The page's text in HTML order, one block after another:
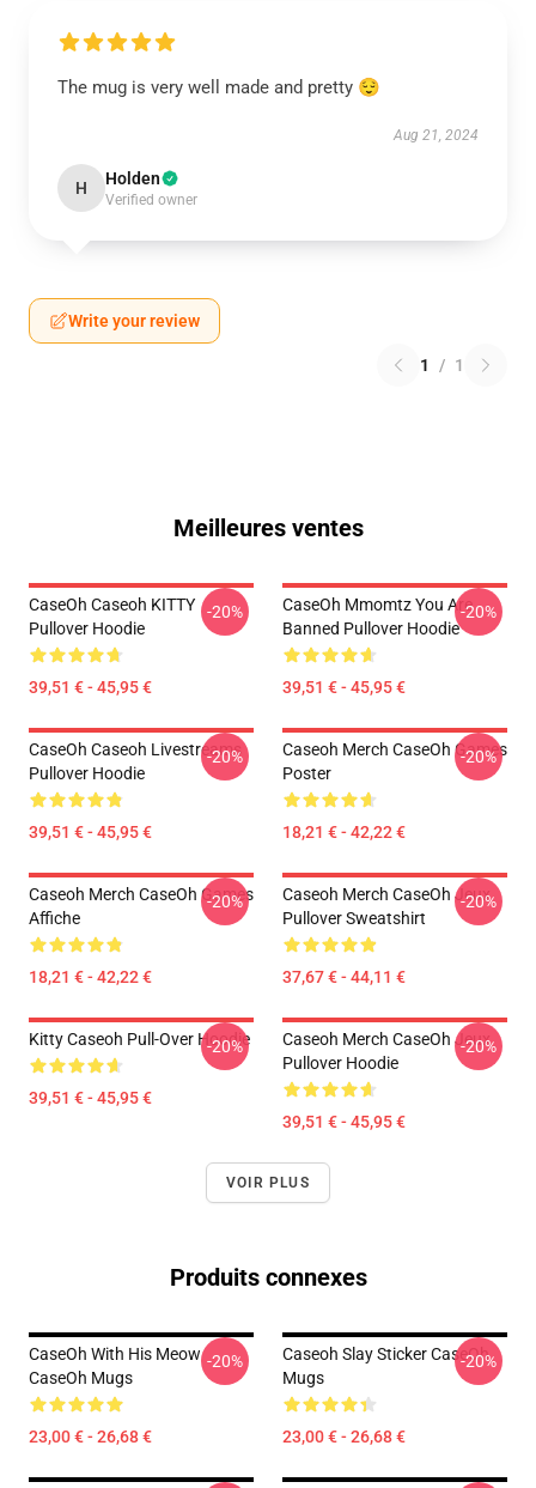
The mug is very well made and pretty 😌
Aug 21, 2024
H Holden
Verified owner
Write your review
1 / 1
Meilleures ventes
CaseOh Caseoh KITTY
Pullover Hoodie
39,51 € - 45,95 €
-20%
CaseOh Mmomtz You Are
Banned Pullover Hoodie
39,51 € - 45,95 €
-20%
CaseOh Caseoh Livestreams
Pullover Hoodie
39,51 € - 45,95 €
-20%
Caseoh Merch CaseOh Games
Poster
18,21 € - 42,22 €
-20%
Caseoh Merch CaseOh Games
Affiche
18,21 € - 42,22 €
-20%
Caseoh Merch CaseOh Jeux
Pullover Sweatshirt
37,67 € - 44,11 €
-20%
Kitty Caseoh Pull-Over Hoodie
39,51 € - 45,95 €
-20%
Caseoh Merch CaseOh Jeux
Pullover Hoodie
39,51 € - 45,95 €
-20%
VOIR PLUS
Produits connexes
CaseOh With His Meow
CaseOh Mugs
23,00 € - 26,68 €
-20%
Caseoh Slay Sticker CaseOh
Mugs
23,00 € - 26,68 €
-20%